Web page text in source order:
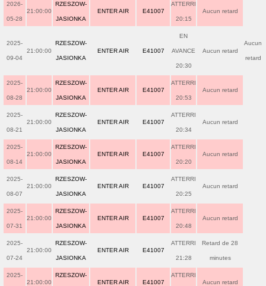
2026-
05-28
21:00:00
RZESZOW-
JASIONKA
ENTER AIR E41007
ATTERRI
20:15
Aucun retard
2025-
09-04
21:00:00
RZESZOW-
JASIONKA
ENTER AIR E41007
EN
AVANCE
20:30
Aucun retard
Aucun
retard
2025-
08-28
21:00:00
RZESZOW-
JASIONKA
ENTER AIR E41007
ATTERRI
20:53
Aucun retard
2025-
08-21
21:00:00
RZESZOW-
JASIONKA
ENTER AIR E41007
ATTERRI
20:34
Aucun retard
2025-
08-14
21:00:00
RZESZOW-
JASIONKA
ENTER AIR E41007
ATTERRI
20:20
Aucun retard
2025-
08-07
21:00:00
RZESZOW-
JASIONKA
ENTER AIR E41007
ATTERRI
20:25
Aucun retard
2025-
07-31
21:00:00
RZESZOW-
JASIONKA
ENTER AIR E41007
ATTERRI
20:48
Aucun retard
2025-
07-24
21:00:00
RZESZOW-
JASIONKA
ENTER AIR E41007
ATTERRI
21:28
Retard de 28
minutes
2025-
21:00:00
RZESZOW-
ENTER AIR E41007
ATTERRI
Aucun retard